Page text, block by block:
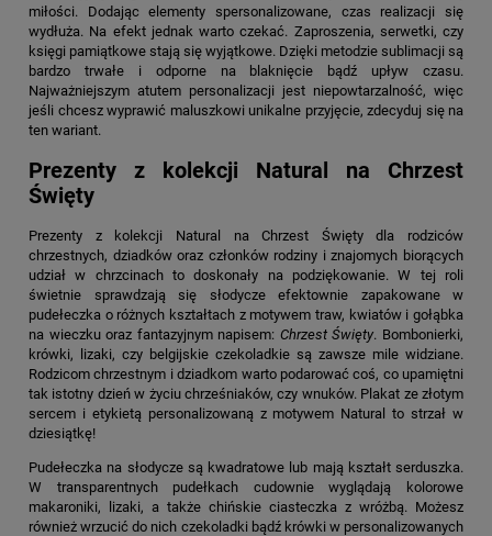
miłości. Dodając elementy spersonalizowane, czas realizacji się
wydłuża. Na efekt jednak warto czekać. Zaproszenia, serwetki, czy
księgi pamiątkowe stają się wyjątkowe. Dzięki metodzie sublimacji są
bardzo trwałe i odporne na blaknięcie bądź upływ czasu.
Najważniejszym atutem personalizacji jest niepowtarzalność, więc
jeśli chcesz wyprawić maluszkowi unikalne przyjęcie, zdecyduj się na
ten wariant.
Prezenty z kolekcji Natural na Chrzest
Święty
Prezenty z kolekcji Natural na Chrzest Świętydla rodziców
chrzestnych, dziadków oraz członków rodziny i znajomych biorących
udział w chrzcinach to doskonały na podziękowanie. W tej roli
świetnie sprawdzają się słodycze efektownie zapakowane w
pudełeczka o różnych kształtach z motywem traw, kwiatów i gołąbka
na wieczku oraz fantazyjnym napisem: Chrzest Święty. Bombonierki,
krówki, lizaki, czy belgijskie czekoladkie są zawsze mile widziane.
Rodzicom chrzestnym i dziadkom warto podarować coś, co upamiętni
tak istotny dzień w życiu chrześniaków, czy wnuków. Plakat ze złotym
sercem i etykietą personalizowaną z motywem Natural to strzał w
dziesiątkę!
Pudełeczka na słodycze są kwadratowe lub mają kształt serduszka.
W transparentnych pudełkach cudownie wyglądają kolorowe
makaroniki, lizaki, a także chińskie ciasteczka z wróżbą. Możesz
również wrzucić do nich czekoladki bądź krówki w personalizowanych